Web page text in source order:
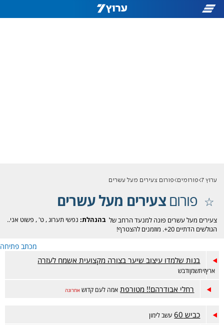
ערוץ 7 פורומים פורום צעירים מעל עשרים
פורוםצעירים מעל עשרים
בהנהלת: נפשי תערוג,ט', פשוט אני..
צעירים מעל עשרים פונה למנעד הרחב של
הגולשים הדתיים 20+. מוזמנים להצטרף!
מכתב פתיחה
בנות שלמדו עיצוב שיער בצורה מקצועית אשמח לעזרה
ארץזיתשמןודבש
רחלי אבודרהם!! מטורפת אמה לעם קדוש אחרונה
כביש 60 עשב לימון